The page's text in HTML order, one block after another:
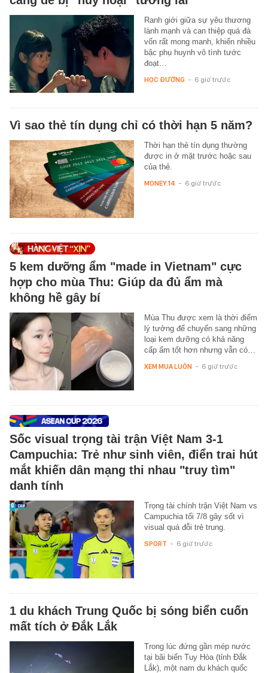
Ranh giới giữa sự yêu thương
lành mạnh và can thiệp quá đà
vốn rất mong manh, khiến nhiều
bậc phụ huynh vô tình tước
đoạt…
HỌC ĐƯỜNG - 6 giờ trước
Vì sao thẻ tín dụng chỉ có thời hạn 5 năm?
Thời hạn thẻ tín dụng thường
được in ở mặt trước hoặc sau
của thẻ.
MONEY.14 - 6 giờ trước
5 kem dưỡng ẩm "made in Vietnam" cực
hợp cho mùa Thu: Giúp da đủ ẩm mà
không hề gây bí
Mùa Thu được xem là thời điểm
lý tưởng để chuyển sang những
loại kem dưỡng có khả năng
cấp ẩm tốt hơn nhưng vẫn có…
XEM MUA LUÔN - 6 giờ trước
Sốc visual trọng tài trận Việt Nam 3-1
Campuchia: Trẻ như sinh viên, điển trai hút
mắt khiến dân mạng thi nhau "truy tìm"
danh tính
Trọng tài chính trận Việt Nam vs
Campuchia tối 7/8 gây sốt vì
visual quá đỗi trẻ trung.
SPORT - 6 giờ trước
1 du khách Trung Quốc bị sóng biển cuốn
mất tích ở Đắk Lắk
Trong lúc đứng gần mép nước
tại bãi biển Tuy Hòa (tỉnh Đắk
Lắk), một nam du khách quốc